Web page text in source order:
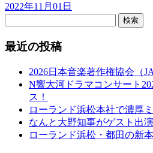
2022年11月01日
検索
最近の投稿
2026日本音楽著作権協会（
N響大河ドラマコンサート
ス！
ローランド浜松本社で濃厚
なんと大野知事がゲスト出演
ローランド浜松・都田の新